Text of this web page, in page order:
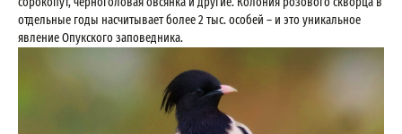
отдельные годы насчитывает более 2 тыс. особей – и это уникальное
явление Опукского заповедника.